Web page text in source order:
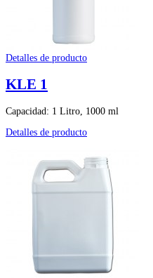
Detalles de producto
KLE 1
Capacidad: 1 Litro, 1000 ml
Detalles de producto